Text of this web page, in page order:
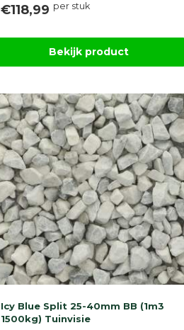
€118,99 per stuk
Bekijk product
Icy Blue Split 25-40mm BB (1m3
1500kg) Tuinvisie